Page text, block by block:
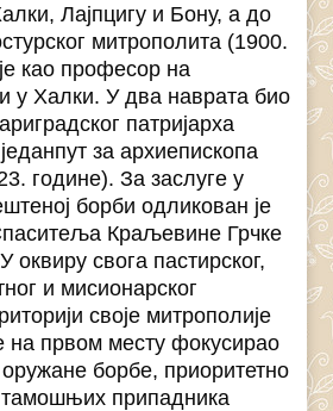
Лајпцигу и Бону, а до
митрополита (1900.
као професор на
у Халки. У два наврата био
патријарха
за архиепископа
године). За заслуге у
борби одликован је
Краљевине Грчке
оквиру свогa пастирског,
и мисионарског
своје митрополије
на првом месту фокусирао
оружане борбе, приоритетно
припадника